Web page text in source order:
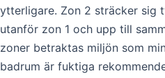
ytterligare. Zon 2 sträcker sig
utanför zon 1 och upp till
zoner betraktas miljön som
badrum är fuktiga